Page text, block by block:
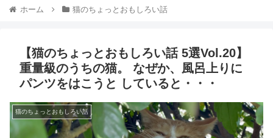
ホーム 猫のちょっとおもしろい話
【猫のちょっとおもしろい話 5選Vol.20】
重量級のうちの猫。 なぜか、風呂上りに
パンツをはこうと していると・・・
猫のちょっとおもしろい話